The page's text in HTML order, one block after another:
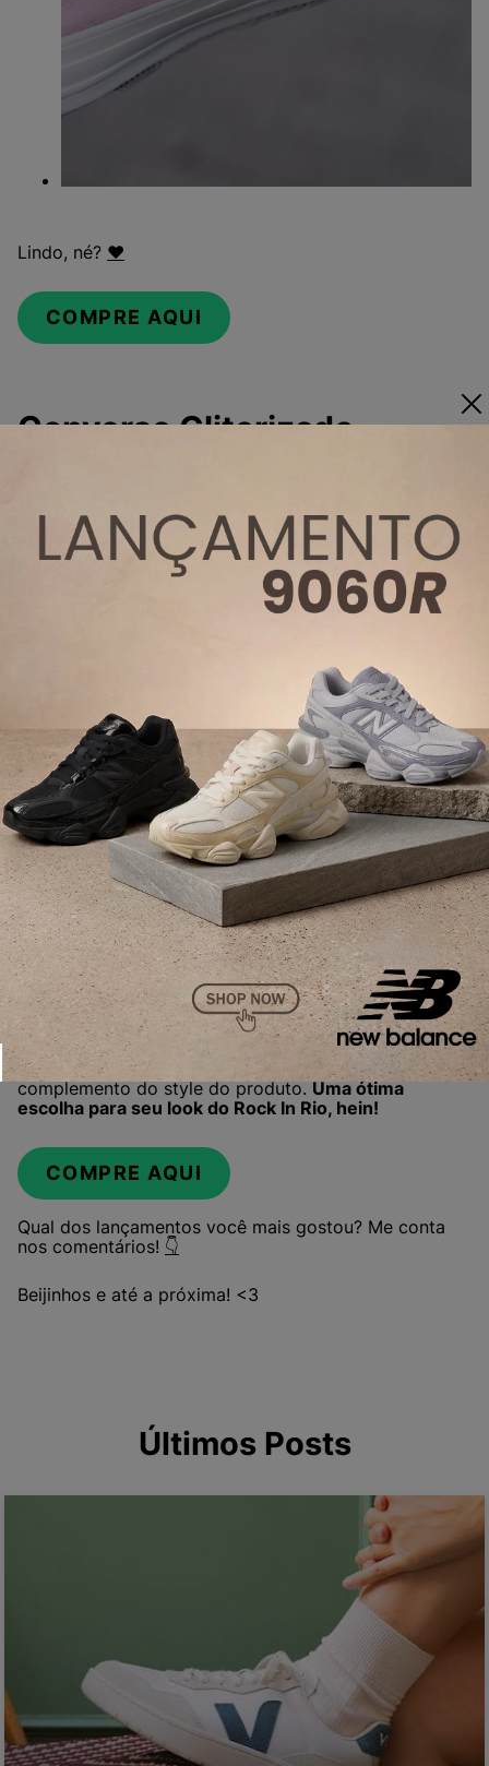
Lindo, né? ❤️️
COMPRE AQUI
Converse Gliterizado
glitterizados coloridos. A gente ama uma glitter e uma
cor, não é? E esses novos modelos unem os dois.
Cada tênis tem uma cor base como rosa pink fluor ou
azul bebê e suas cores secundárias fazendo o
complemento do style do produto.Uma ótima
escolha para seu look do Rock In Rio, hein!
COMPRE AQUI
Qual dos lançamentos você mais gostou? Me conta
nos comentários! 👇
Beijinhos e até a próxima! <3
Últimos Posts